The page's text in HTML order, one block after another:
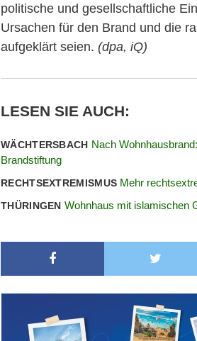
politische und gesellschaftliche
Ursachen für den Brand und die
aufgeklärt seien. (dpa, iQ)
LESEN SIE AUCH:
WÄCHTERSBACH Nach
Brandstiftung
RECHTSEXTREMISMUS Mehr
THÜRINGEN Wohnhaus mit islamischen